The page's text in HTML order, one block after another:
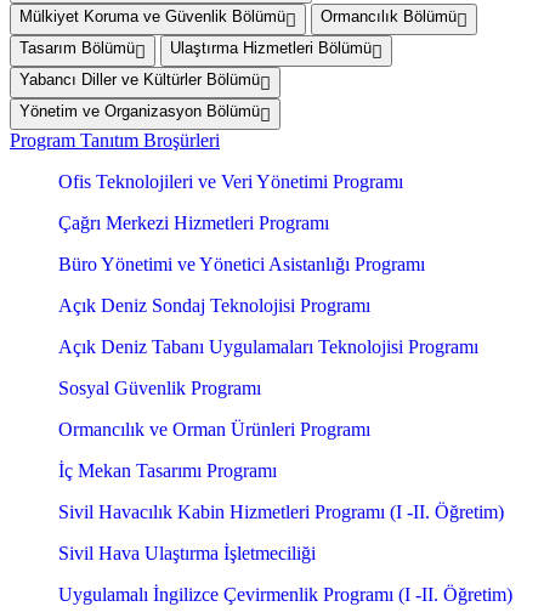
Mülkiyet Koruma ve Güvenlik Bölümü
Ormancılık Bölümü
Tasarım Bölümü
Ulaştırma Hizmetleri Bölümü
Yabancı Diller ve Kültürler Bölümü
Yönetim ve Organizasyon Bölümü
Program Tanıtım Broşürleri
Ofis Teknolojileri ve Veri Yönetimi Programı
Çağrı Merkezi Hizmetleri Programı
Büro Yönetimi ve Yönetici Asistanlığı Programı
Açık Deniz Sondaj Teknolojisi Programı
Açık Deniz Tabanı Uygulamaları Teknolojisi Programı
Sosyal Güvenlik Programı
Ormancılık ve Orman Ürünleri Programı
İç Mekan Tasarımı Programı
Sivil Havacılık Kabin Hizmetleri Programı (I -II. Öğretim)
Sivil Hava Ulaştırma İşletmeciliği
Uygulamalı İngilizce Çevirmenlik Programı (I -II. Öğretim)